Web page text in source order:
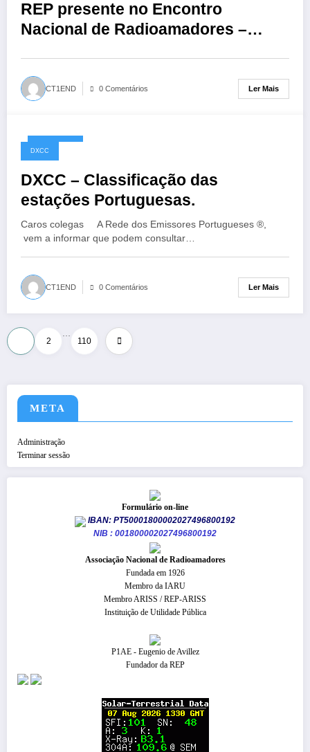
REP presente no Encontro
Nacional de Radioamadores –
CT1END 0 Comentários Ler Mais
10/05/2026
DXCC
DXCC – Classificação das
estações Portuguesas.
Caros colegas A Rede dos Emissores Portugueses ®,
vem a informar que podem consultar…
CT1END 0 Comentários Ler Mais
Paginação
conteúdos
2
…
110
META
Administração
Terminar sessão
Formulário on-line
IBAN: PT50001800002027496800192
NIB : 001800002027496800192
​Associação Nacional de Radioamadores
Fundada em 1926
Membro da IARU
Membro ARISS / REP-ARISS
Instituição de Utilidade Pública
P1AE - Eugenio de Avillez
Fundador da REP